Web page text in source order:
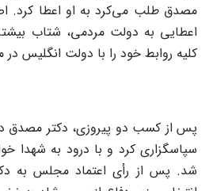
مصدق طلب می‌کرد به او اعطا کرد.
اعطایی به دولت مردمی، شتاب
کلیه روابط خود را با دولت انگلیس
پس از کسب دو پیروزی، دکتر مصدق
سپاسگزاری کرد و با درود به شهدا
شد. پس از رأی اعتماد مجلس به